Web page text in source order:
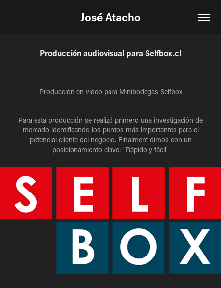
José Atacho
Producción audiovisual para Selfbox.cl
Producción en video para Minibodegas Selfbox
Para esta producción se realizó primero una investigación de
mercado identificando los puntos más importantes para el
potencial cliente del negocio. Finalment dimos con un
posicionamiento clave: "Rápido y fácil"